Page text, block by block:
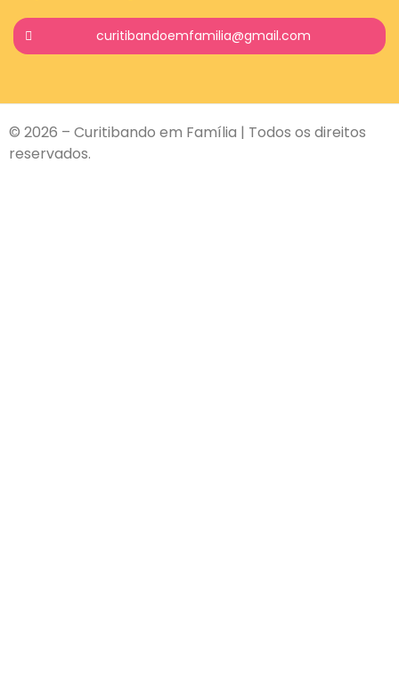
curitibandoemfamilia@gmail.com
© 2026 – Curitibando em Família | Todos os direitos
reservados.